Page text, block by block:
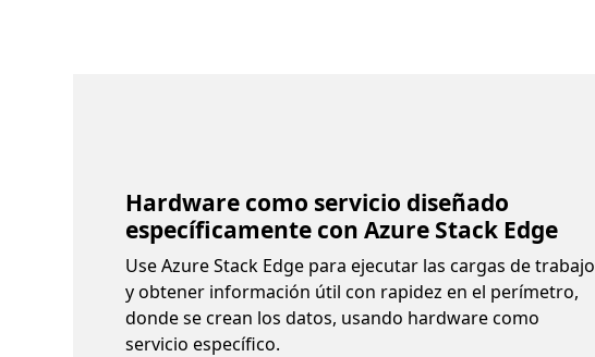
Hardware como servicio diseñado
específicamente con Azure Stack Edge
Use Azure Stack Edge para ejecutar las cargas de trabajo
y obtener información útil con rapidez en el perímetro,
donde se crean los datos, usando hardware como
servicio específico.